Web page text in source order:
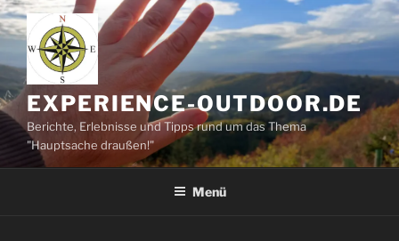
Zum
Inhalt
springen
EXPERIENCE-OUTDOOR.DE
Berichte, Erlebnisse und Tipps rund um das Thema
"Hauptsache draußen!"
Menü